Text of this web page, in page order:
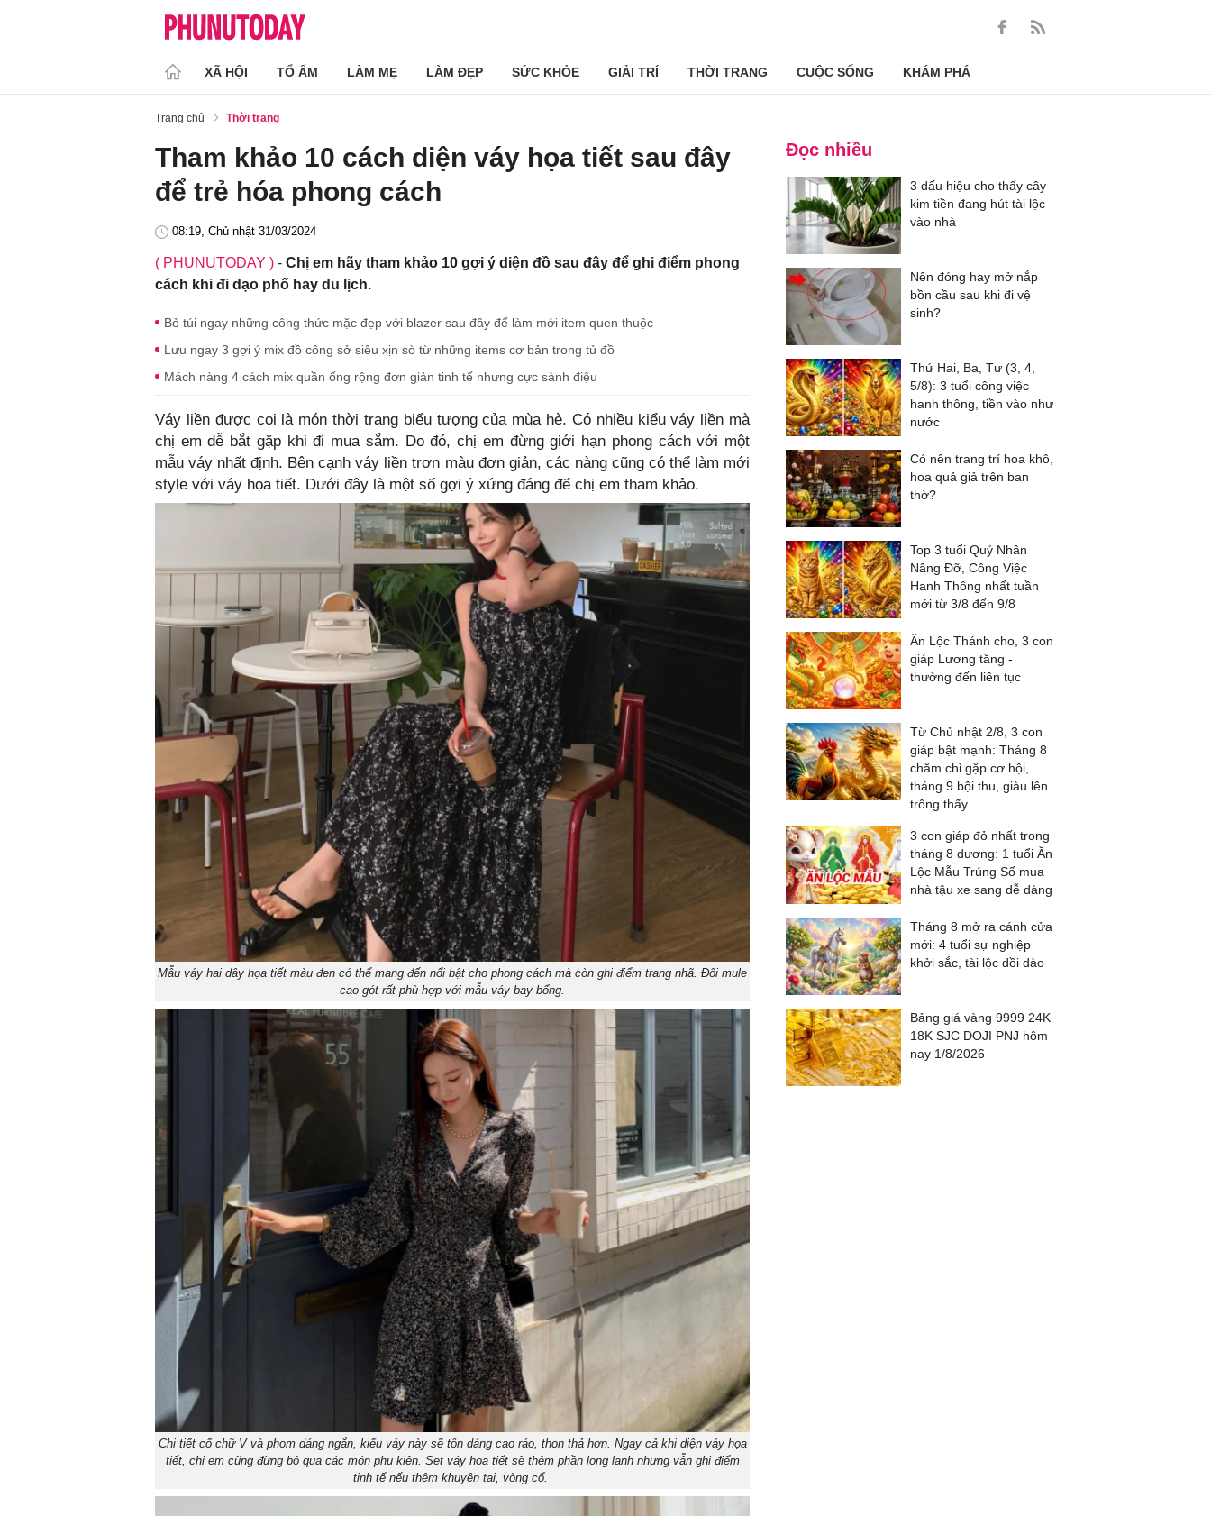
XÃ HỘI TỔ ẤM LÀM MẸ LÀM ĐẸP SỨC KHỎE GIẢI TRÍ THỜI TRANG CUỘC SỐNG KHÁM PHÁ
Trang chủ Thời trang
Tham khảo 10 cách diện váy họa tiết sau đây
để trẻ hóa phong cách
08:19, Chủ nhật 31/03/2024
( PHUNUTODAY ) - Chị em hãy tham khảo 10 gợi ý diện đồ sau đây để ghi điểm phong
cách khi đi dạo phố hay du lịch.
Bỏ túi ngay những công thức mặc đẹp với blazer sau đây để làm mới item quen thuộc
Lưu ngay 3 gợi ý mix đồ công sở siêu xịn sò từ những items cơ bản trong tủ đồ
Mách nàng 4 cách mix quần ống rộng đơn giản tinh tế nhưng cực sành điệu
Váy liền được coi là món thời trang biểu tượng của mùa hè. Có nhiều kiểu váy liền mà
chị em dễ bắt gặp khi đi mua sắm. Do đó, chị em đừng giới hạn phong cách với một
mẫu váy nhất định. Bên cạnh váy liền trơn màu đơn giản, các nàng cũng có thể làm mới
style với váy họa tiết. Dưới đây là một số gợi ý xứng đáng để chị em tham khảo.
Mẫu váy hai dây họa tiết màu đen có thể mang đến nổi bật cho phong cách mà còn ghi điểm trang nhã. Đôi mule
cao gót rất phù hợp với mẫu váy bay bổng.
Chi tiết cổ chữ V và phom dáng ngắn, kiểu váy này sẽ tôn dáng cao ráo, thon thả hơn. Ngay cả khi diện váy họa
tiết, chị em cũng đừng bỏ qua các món phụ kiện. Set váy họa tiết sẽ thêm phần long lanh nhưng vẫn ghi điểm
tinh tế nếu thêm khuyên tai, vòng cổ.
Đọc nhiều
3 dấu hiệu cho thấy cây
kim tiền đang hút tài lộc
vào nhà
Nên đóng hay mở nắp
bồn cầu sau khi đi vệ
sinh?
Thứ Hai, Ba, Tư (3, 4,
5/8): 3 tuổi công việc
hanh thông, tiền vào như
nước
Có nên trang trí hoa khô,
hoa quả giả trên ban
thờ?
Top 3 tuổi Quý Nhân
Nâng Đỡ, Công Việc
Hanh Thông nhất tuần
mới từ 3/8 đến 9/8
Ăn Lộc Thánh cho, 3 con
giáp Lương tăng -
thưởng đến liên tục
Từ Chủ nhật 2/8, 3 con
giáp bật mạnh: Tháng 8
chăm chỉ gặp cơ hội,
tháng 9 bội thu, giàu lên
trông thấy
3 con giáp đỏ nhất trong
tháng 8 dương: 1 tuổi Ăn
Lộc Mẫu Trúng Số mua
nhà tậu xe sang dễ dàng
Tháng 8 mở ra cánh cửa
mới: 4 tuổi sự nghiệp
khởi sắc, tài lộc dồi dào
Bảng giá vàng 9999 24K
18K SJC DOJI PNJ hôm
nay 1/8/2026